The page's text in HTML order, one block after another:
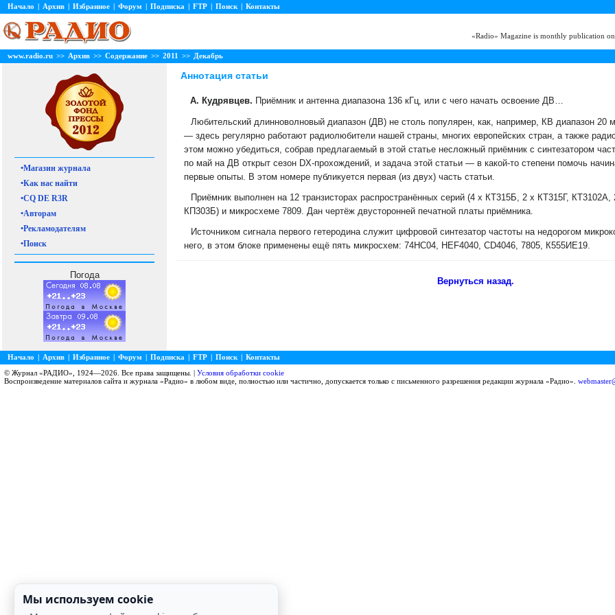
Начало | Архив | Избранное | Форум | Подписка | FTP | Поиск | Контакты
«Radio» Magazine is monthly publication
www.radio.ru >> Архив >> Содержание >> 2011 >> Декабрь
•Магазин журнала
•Как нас найти
•CQ DE R3R
•Авторам
•Рекламодателям
•Поиск
Погода
Аннотация статьи
А. Кудрявцев. Приёмник и антенна диапазона 136 кГц, или с чего начать освоение ДВ…
Любительский длинноволновый диапазон (ДВ) не столь популярен, как, например, КВ диапазон 20
— здесь регулярно работают радиолюбители нашей страны, многих европейских стран, а также
этом можно убедиться, собрав предлагаемый в этой статье несложный приёмник с синтезатором
по май на ДВ открыт сезон DX-прохождений, и задача этой статьи — в какой-то степени помочь
первые опыты. В этом номере публикуется первая (из двух) часть статьи.
Приёмник выполнен на 12 транзисторах распространённых серий (4 х КТ315Б, 2 х КТ315Г,
КП303Б) и микросхеме 7809. Дан чертёж двусторонней печатной платы приёмника.
Источником сигнала первого гетеродина служит цифровой синтезатор частоты на недорогом
него, в этом блоке применены ещё пять микросхем: 74HC04, HEF4040, CD4046, 7805, К555ИЕ19.
Вернуться назад.
Начало | Архив | Избранное | Форум | Подписка | FTP | Поиск | Контакты
© Журнал «РАДИО», 1924—2026. Все права защищены. | Условия обработки cookie
Воспроизведение материалов сайта и журнала «Радио» в любом виде, полностью или частично, допускается только с письменного разрешения редакции журнала «Радио».
Мы используем cookie